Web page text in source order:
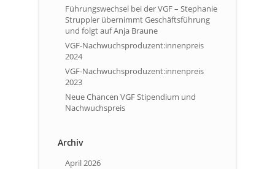
Führungswechsel bei der VGF – Stephanie
Struppler übernimmt Geschäftsführung
und folgt auf Anja Braune
VGF-Nachwuchsproduzent:innenpreis
2024
VGF-Nachwuchsproduzent:innenpreis
2023
Neue Chancen VGF Stipendium und
Nachwuchspreis
Archiv
April 2026